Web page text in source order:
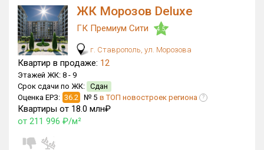
ЖК Морозов Deluxe
ГК Премиум Сити 4.5
г. Ставрополь, ул. Морозова
Квартир в продаже: 12
Этажей ЖК: 8 - 9
Срок сдачи по ЖК: Сдан
Оценка ЕРЗ: 36.2 № 5 в ТОП новостроек региона ?
Квартиры от 18.0 млн₽
от 211 996 ₽/м²